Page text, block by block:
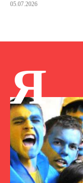
05.07.2026
Я